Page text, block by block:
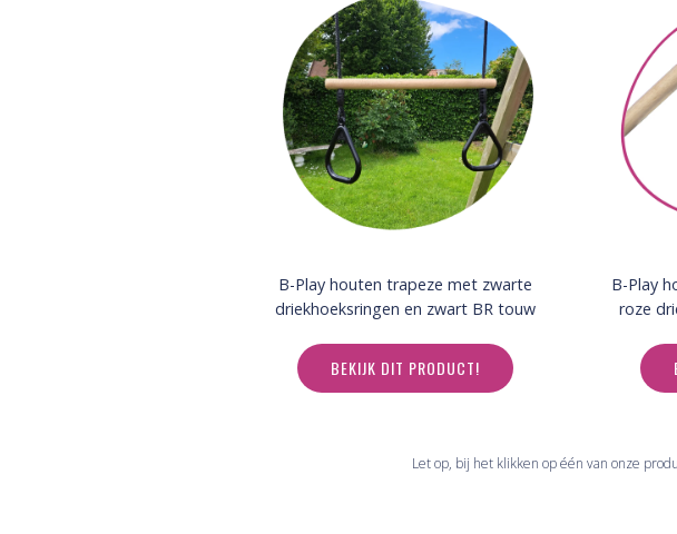
B-Play houten trapeze met zwarte
driekhoeksringen en zwart BR touw
BEKIJK DIT PRODUCT!
B-Play
roze
Let op, bij het klikken op één van onze